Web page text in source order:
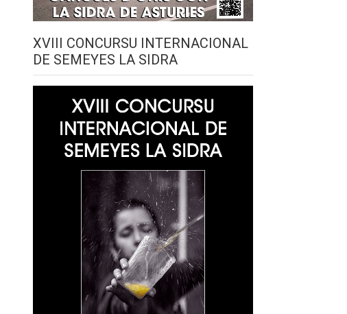
XVIII CONCURSU INTERNACIONAL
DE SEMEYES LA SIDRA